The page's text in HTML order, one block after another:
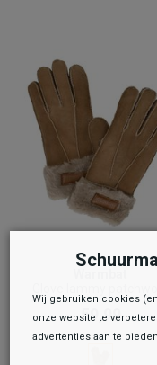
59,99
Wij gebruiken cookies
onze website te
advertenties aan te